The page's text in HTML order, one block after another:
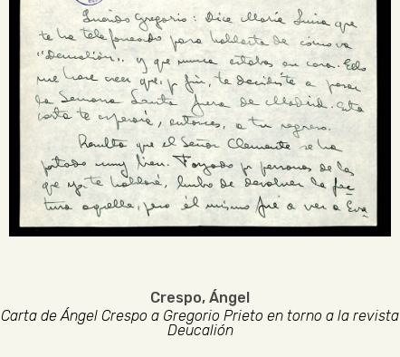
Crespo, Ángel
Carta de Ángel Crespo a Gregorio Prieto en torno a la revista
Deucalión